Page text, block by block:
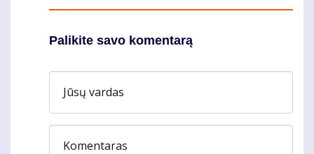
Palikite savo komentarą
Jūsų vardas
Komentaras